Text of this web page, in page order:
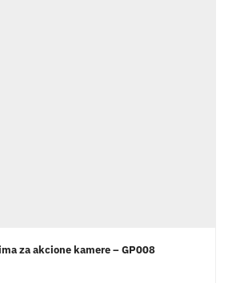
za akcione kamere – GP008